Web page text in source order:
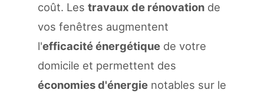
coût. Les travaux de rénovation de
vos fenêtres augmentent
l'efficacité énergétique de votre
domicile et permettent des
économies d'énergie notables sur le